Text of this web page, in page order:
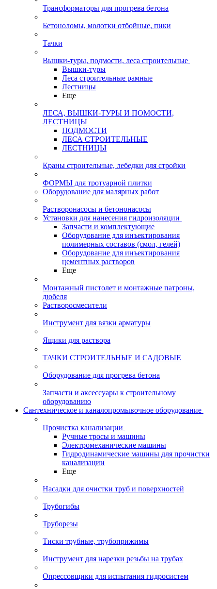
Трансформаторы для прогрева бетона
Бетоноломы, молотки отбойные, пики
Тачки
Вышки-туры, подмости, леса строительные
Вышки-туры
Леса строительные рамные
Лестницы
Еще
ЛЕСА, ВЫШКИ-ТУРЫ И ПОМОСТИ,
ЛЕСТНИЦЫ
ПОДМОСТИ
ЛЕСА СТРОИТЕЛЬНЫЕ
ЛЕСТНИЦЫ
Краны строительные, лебедки для стройки
ФОРМЫ для тротуарной плитки
Оборудование для малярных работ
Растворонасосы и бетононасосы
Установки для нанесения гидроизоляции
Запчасти и комплектующие
Оборудование для инъектирования
полимерных составов (смол, гелей)
Оборудование для инъектирования
цементных растворов
Еще
Монтажный пистолет и монтажные патроны,
дюбеля
Растворосмесители
Инструмент для вязки арматуры
Ящики для раствора
ТАЧКИ СТРОИТЕЛЬНЫЕ И САДОВЫЕ
Оборудование для прогрева бетона
Запчасти и аксессуары к строительному
оборудованию
Сантехническое и каналопромывочное оборудование
Прочистка канализации
Ручные тросы и машины
Электромеханические машины
Гидродинамические машины для прочистки
канализации
Еще
Насадки для очистки труб и поверхностей
Трубогибы
Труборезы
Тиски трубные, трубоприжимы
Инструмент для нарезки резьбы на трубах
Опрессовщики для испытания гидросистем